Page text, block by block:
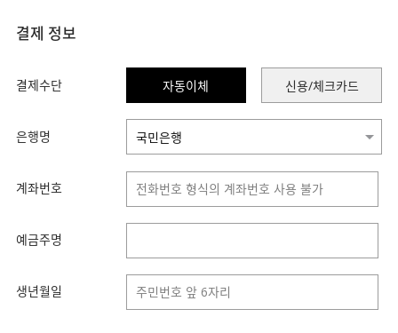
결제 정보
결제수단 자동이체 신용/체크카드
은행명
계좌번호
예금주명
생년월일